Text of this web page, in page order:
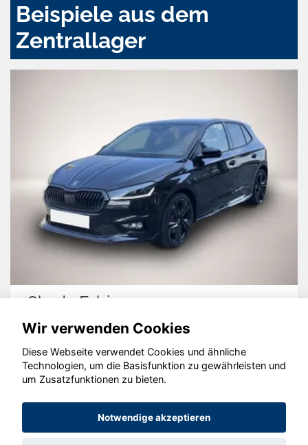
Beispiele aus dem
Zentrallager
Skoda Fabia
© konjunkturmotor.de GmbH 2020 - 2026
Wir verwenden Cookies
Diese Webseite verwendet Cookies und ähnliche
Technologien, um die Basisfunktion zu gewährleisten und
um Zusatzfunktionen zu bieten.
Notwendige akzeptieren